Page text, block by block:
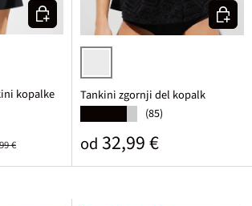
kopalke
€
Izberi varianto
črna
Tankini zgornji del kopalk
(85)
Običajna cena
od 32,99 €
Izberi